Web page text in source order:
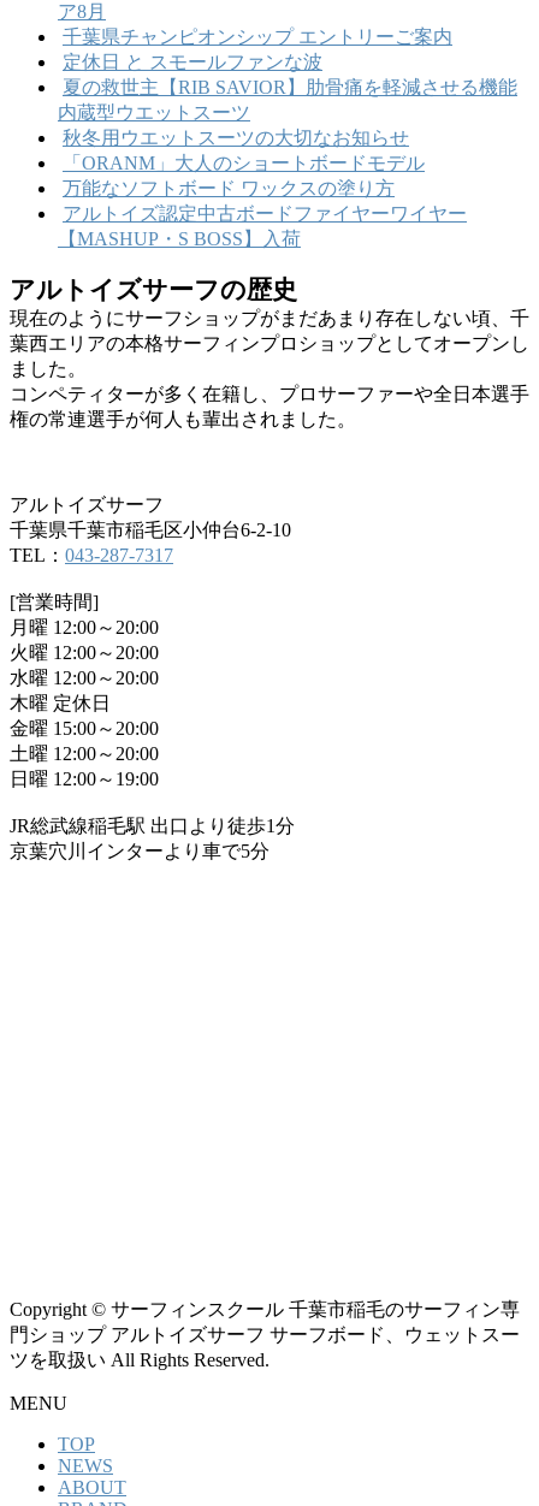
ア8月
千葉県チャンピオンシップ エントリーご案内
定休日 と スモールファンな波
夏の救世主【RIB SAVIOR】肋骨痛を軽減させる機能
内蔵型ウエットスーツ
秋冬用ウエットスーツの大切なお知らせ
「ORANM」大人のショートボードモデル
万能なソフトボード ワックスの塗り方
アルトイズ認定中古ボードファイヤーワイヤー
【MASHUP・S BOSS】入荷
アルトイズサーフの歴史
現在のようにサーフショップがまだあまり存在しない頃、千
葉西エリアの本格サーフィンプロショップとしてオープンし
ました。
コンペティターが多く在籍し、プロサーファーや全日本選手
権の常連選手が何人も輩出されました。
アルトイズサーフ
千葉県千葉市稲毛区小仲台6-2-10
TEL： 043-287-7317
[営業時間]
月曜 12:00～20:00
火曜 12:00～20:00
水曜 12:00～20:00
木曜 定休日
金曜 15:00～20:00
土曜 12:00～20:00
日曜 12:00～19:00
JR総武線稲毛駅 出口より徒歩1分
京葉穴川インターより車で5分
Copyright © サーフィンスクール 千葉市稲毛のサーフィン専
門ショップ アルトイズサーフ サーフボード、ウェットスー
ツを取扱い All Rights Reserved.
MENU
TOP
NEWS
ABOUT